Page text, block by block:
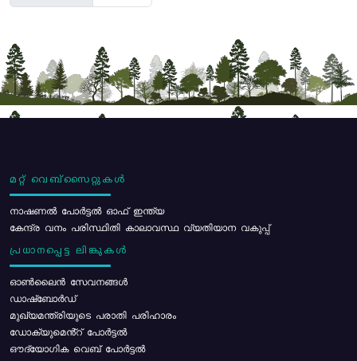
മറ്റ് വെബ്സൈറ്റുകൾ
നാഷണൽ പോർട്ടൽ ഓഫ് ഇന്ത്യ
കേന്ദ്ര വനം പരിസ്ഥിതി കാലാവസ്ഥ വ്യതിയാന വകുപ്പ്
പ്രധാനപ്പെട്ട ലിങ്കുകൾ
ഓൺലൈൻ സേവനങ്ങൾ
ഡാഷ്ബോർഡ്
മുഖ്യമന്ത്രിയുടെ പരാതി പരിഹാരം
ഡോക്യുമെൻ്റ് പോർട്ടൽ
ഔദ്യോഗിക വെബ് പോർട്ടൽ